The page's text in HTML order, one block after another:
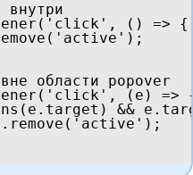
() => {
области popover
(e) =>
&&